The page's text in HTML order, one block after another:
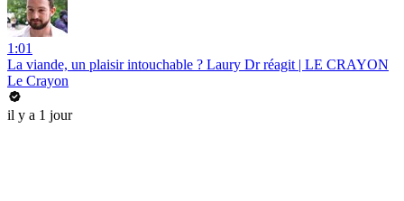
1:01
La viande, un plaisir intouchable ? Laury Dr réagit | LE CRAYON
Le Crayon
il y a 1 jour